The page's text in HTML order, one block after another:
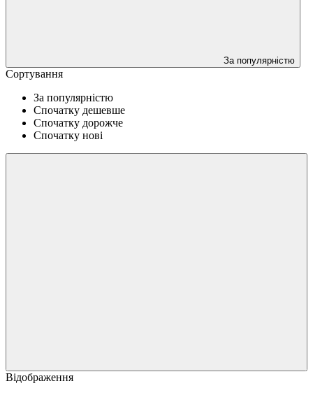
За популярністю
Сортування
За популярністю
Спочатку дешевше
Спочатку дорожче
Спочатку нові
Відображення